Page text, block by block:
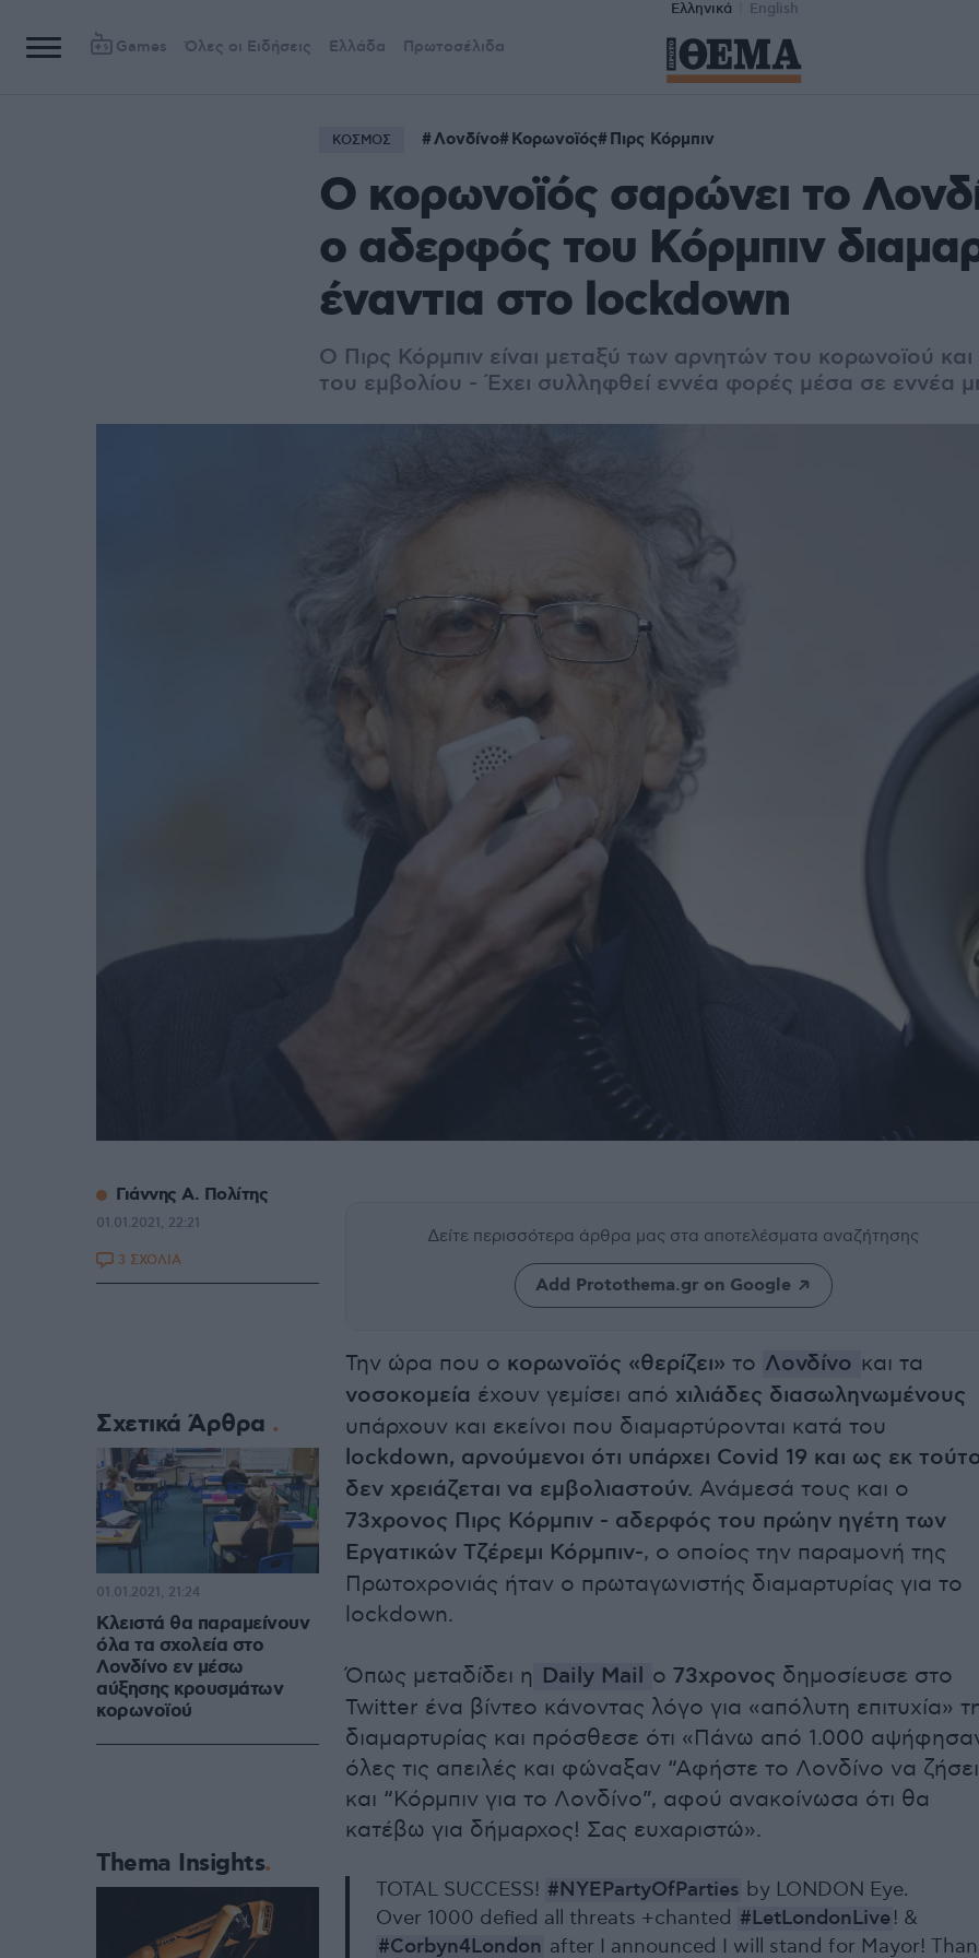
Ελληνικά English
Games Όλες οι Ειδήσεις Ελλάδα Πρωτοσέλιδα
ΚΟΣΜΟΣ Λονδίνο Κορωνοϊός Πιρς Κόρμπιν
Ο κορωνοϊός σαρώνει το
ο αδερφός του Κόρμπιν
έναντια στο lockdown
Ο Πιρς Κόρμπιν είναι μεταξύ των αρνητών του κορωνοϊού
του εμβολίου - Έχει συλληφθεί εννέα φορές μέσα σε εννέα
Δείτε περισσότερα άρθρα μας στα αποτελέσματα αναζήτησης
Add Protothema.gr on Google
Την ώρα που ο κορωνοϊός «θερίζει» το Λονδίνο και τα
νοσοκομεία έχουν γεμίσει από χιλιάδες διασωληνωμένους
υπάρχουν και εκείνοι που διαμαρτύρονται κατά του
lockdown, αρνούμενοι ότι υπάρχει Covid 19 και ως εκ
δεν χρειάζεται να εμβολιαστούν. Ανάμεσά τους και ο
73χρονος Πιρς Κόρμπιν - αδερφός του πρώην ηγέτη των
Εργατικών Τζέρεμι Κόρμπιν-, ο οποίος την παραμονή της
Πρωτοχρονιάς ήταν ο πρωταγωνιστής διαμαρτυρίας για το
lockdown.
Όπως μεταδίδει η Daily Mail ο 73χρονος δημοσίευσε στο
Twitter ένα βίντεο κάνοντας λόγο για «απόλυτη επιτυχία»
διαμαρτυρίας και πρόσθεσε ότι «Πάνω από 1.000
όλες τις απειλές και φώναξαν “Αφήστε το Λονδίνο να ζήσει
και “Κόρμπιν για το Λονδίνο”, αφού ανακοίνωσα ότι θα
κατέβω για δήμαρχος! Σας ευχαριστώ».
TOTAL SUCCESS! #NYEPartyOfParties by LONDON Eye.
Over 1000 defied all threats +chanted #LetLondonLive! &
#Corbyn4London after I announced I will stand for Mayor!
Γιάννης Α. Πολίτης
01.01.2021, 22:21
3 ΣΧΟΛΙΑ
Σχετικά Άρθρα
Κλειστά θα παραμείνουν
όλα τα σχολεία στο
Λονδίνο εν μέσω
αύξησης κρουσμάτων
κορωνοϊού
01.01.2021, 21:24
Thema Insights